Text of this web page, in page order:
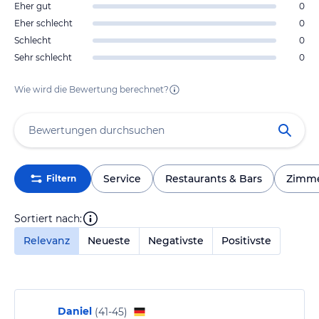
Eher gut
0
Eher schlecht
0
Schlecht
0
Sehr schlecht
0
Wie wird die Bewertung berechnet?
Filtern Service Restaurants & Bars
Sortiert nach:
Relevanz
Neueste Negativste Positivste
Daniel (41-45)